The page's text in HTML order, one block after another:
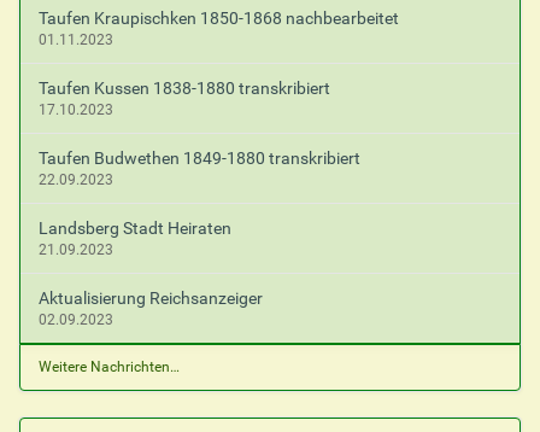
Taufen Kraupischken 1850-1868 nachbearbeitet
01.11.2023
Taufen Kussen 1838-1880 transkribiert
17.10.2023
Taufen Budwethen 1849-1880 transkribiert
22.09.2023
Landsberg Stadt Heiraten
21.09.2023
Aktualisierung Reichsanzeiger
02.09.2023
Weitere Nachrichten…